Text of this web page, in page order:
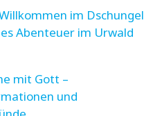
im Dschungel
Abenteuer im Urwald
mit Gott –
und